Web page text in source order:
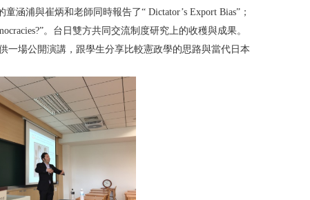
涵浦與崔炳和老師同時報告了“ Dictator’s Export Bias”；
。台日雙方共同交流制度研究上的收穫與成果。
供一場公開演講，跟學生分享比較憲政學的思路與當代日本